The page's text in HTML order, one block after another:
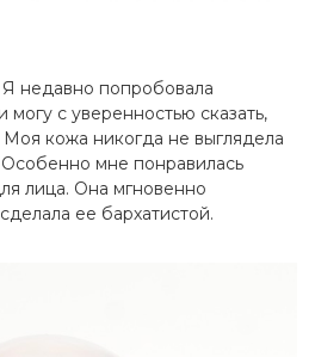
Я недавно попробовала
могу с уверенностью сказать,
кожа никогда не выглядела
мне понравилась
лица. Она мгновенно
ее бархатистой.